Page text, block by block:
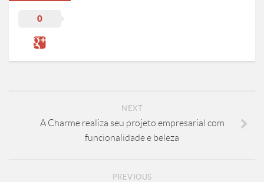
0
NEXT
A Charme realiza seu projeto empresarial com
funcionalidade e beleza
PREVIOUS